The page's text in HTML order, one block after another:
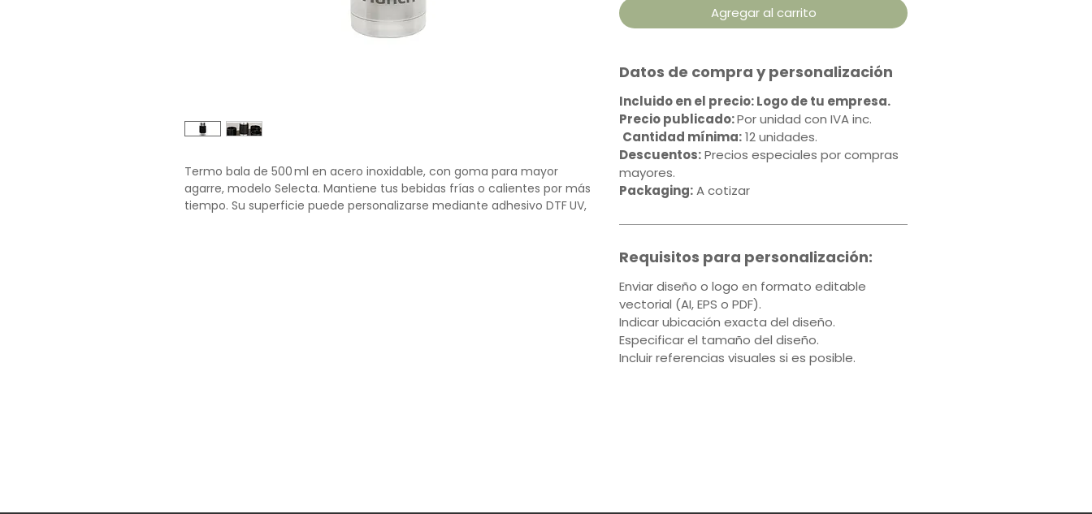
Termo bala de 500 ml en acero inoxidable, con goma para mayor
agarre, modelo Selecta. Mantiene tus bebidas frías o calientes por más
tiempo. Su superficie puede personalizarse mediante adhesivo DTFUV,
Agregar al carrito
Datos de compra y personalización
Incluido en el precio: Logo de tu empresa.
Precio publicado:Por unidad con IVA inc.
Cantidad mínima:12 unidades.
Descuentos:Precios especiales por compras
mayores.
Packaging:A cotizar
Requisitos para personalización:
Enviar diseño o logo en formato editable
vectorial (AI, EPS o PDF).
Indicar ubicación exacta del diseño.
Especificar el tamaño del diseño.
Incluir referencias visuales si es posible.